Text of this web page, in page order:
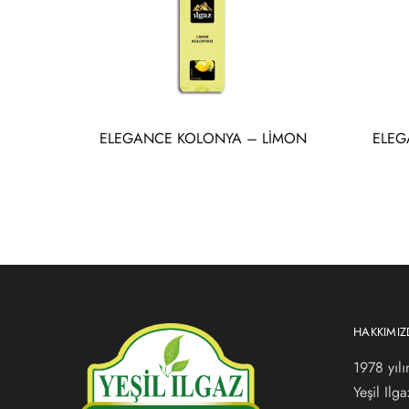
ELEGANCE KOLONYA – LİMON
1978
Yeşil